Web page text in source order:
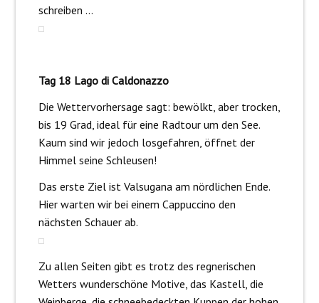
schreiben …
Tag 18 Lago di Caldonazzo
Die Wettervorhersage sagt: bewölkt, aber trocken,
bis 19 Grad, ideal für eine Radtour um den See.
Kaum sind wir jedoch losgefahren, öffnet der
Himmel seine Schleusen!
Das erste Ziel ist Valsugana am nördlichen Ende.
Hier warten wir bei einem Cappuccino den
nächsten Schauer ab.
Zu allen Seiten gibt es trotz des regnerischen
Wetters wunderschöne Motive, das Kastell, die